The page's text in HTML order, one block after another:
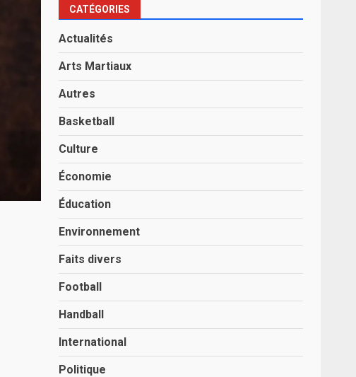
CATÉGORIES
Actualités
Arts Martiaux
Autres
Basketball
Culture
Économie
Éducation
Environnement
Faits divers
Football
Handball
International
Politique